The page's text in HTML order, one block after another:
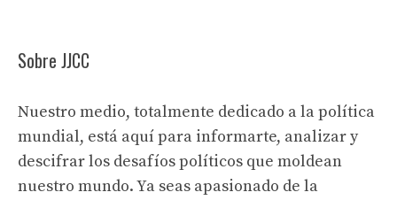
Sobre JJCC
Nuestro medio, totalmente dedicado a la política
mundial, está aquí para informarte, analizar y
descifrar los desafíos políticos que moldean
nuestro mundo. Ya seas apasionado de la